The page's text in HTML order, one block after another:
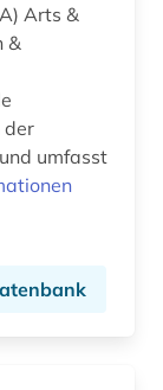
Arts &
der
umfasst